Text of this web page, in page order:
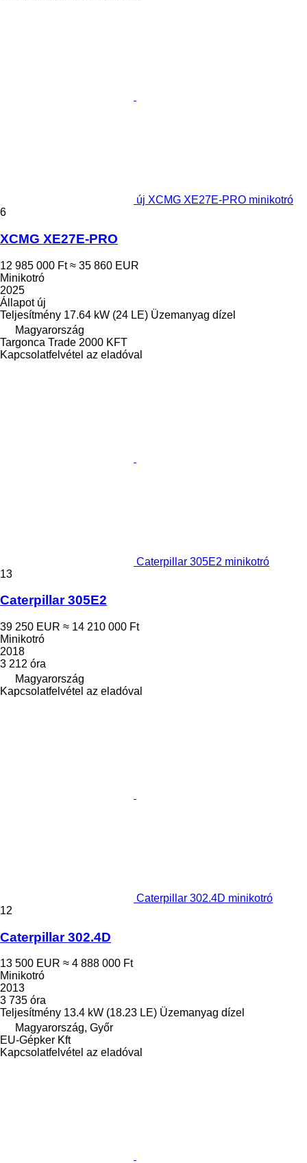
új XCMG XE27E-PRO minikotró
6
XCMG XE27E-PRO
12 985 000 Ft ≈ 35 860 EUR
Minikotró
2025
Állapotúj
Teljesítmény 17.64 kW (24 LE) Üzemanyag dízel
Magyarország
Targonca Trade 2000 KFT
Kapcsolatfelvétel az eladóval
Caterpillar 305E2 minikotró
13
Caterpillar 305E2
39 250 EUR ≈ 14 210 000 Ft
Minikotró
2018
3 212 óra
Magyarország
Kapcsolatfelvétel az eladóval
Caterpillar 302.4D minikotró
12
Caterpillar 302.4D
13 500 EUR ≈ 4 888 000 Ft
Minikotró
2013
3 735 óra
Teljesítmény 13.4 kW (18.23 LE) Üzemanyag dízel
Magyarország, Győr
EU-Gépker Kft
Kapcsolatfelvétel az eladóval